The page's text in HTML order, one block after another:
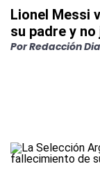
Lionel Messi
su padre y
PorRedacción